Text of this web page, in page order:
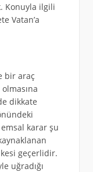
Konuyla ilgili
Vatan’a
bir araç
olmasına
dikkate
karar şu
geçerlidir.
uğradığı